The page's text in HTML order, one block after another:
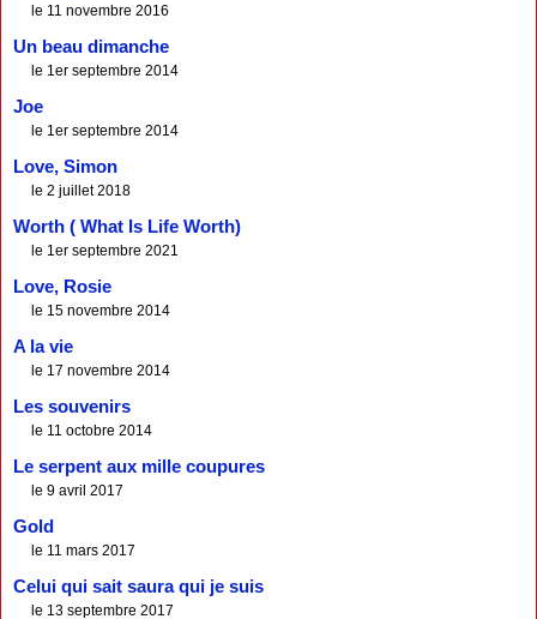
le 11 novembre 2016
Un beau dimanche
le 1er septembre 2014
Joe
le 1er septembre 2014
Love, Simon
le 2 juillet 2018
Worth ( What Is Life Worth)
le 1er septembre 2021
Love, Rosie
le 15 novembre 2014
A la vie
le 17 novembre 2014
Les souvenirs
le 11 octobre 2014
Le serpent aux mille coupures
le 9 avril 2017
Gold
le 11 mars 2017
Celui qui sait saura qui je suis
le 13 septembre 2017